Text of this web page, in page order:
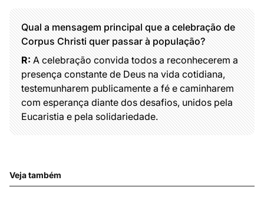
Qual a mensagem principal que a celebração de
Corpus Christi quer passar à população?
R:A celebração convida todos a reconhecerem a
presença constante de Deus na vida cotidiana,
testemunharem publicamente a fé e caminharem
com esperança diante dos desafios, unidos pela
Eucaristia e pela solidariedade.
Veja também